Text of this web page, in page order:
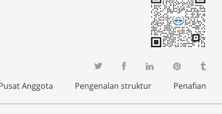
Anggota Pengenalan struktur Penafian